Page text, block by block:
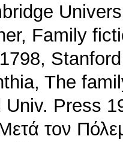
Family
The
Press
τον